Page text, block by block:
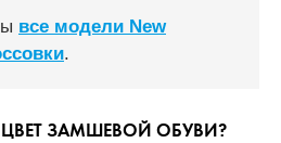
все модели New
.
ЗАМШЕВОЙ ОБУВИ?